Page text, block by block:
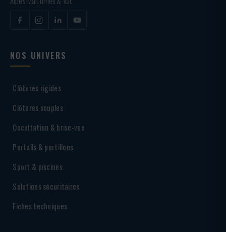
NOS UNIVERS
Clôtures rigides
Clôtures souples
Occultation & brise-vue
Portails & portillons
Sport & piscines
Solutions sécuritaires
Fiches techniques